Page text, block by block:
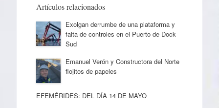
Artículos relacionados
Exolgan derrumbe de una plataforma y
falta de controles en el Puerto de Dock
Sud
Emanuel Verón y Constructora del Norte
flojitos de papeles
EFEMÉRIDES: DEL DÍA 14 DE MAYO